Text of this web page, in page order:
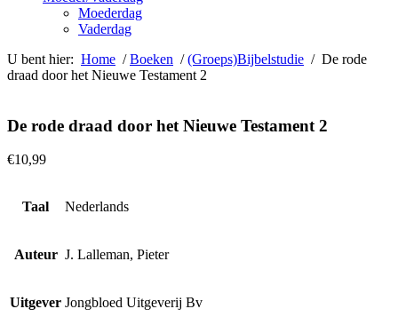
Moederdag
Vaderdag
U bent hier: Home /Boeken /(Groeps)Bijbelstudie / De rode
draad door het Nieuwe Testament 2
De rode draad door het Nieuwe Testament 2
€10,99
Taal Nederlands
Auteur J. Lalleman, Pieter
Uitgever Jongbloed Uitgeverij Bv